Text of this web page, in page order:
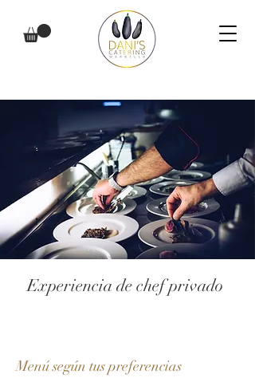
Experiencia de chef privado
Menú según tus preferencias